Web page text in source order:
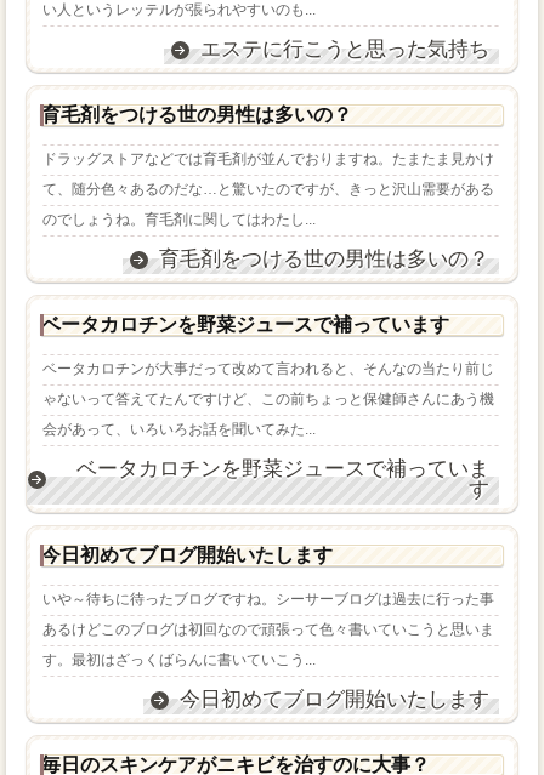
い人というレッテルが張られやすいのも...
エステに行こうと思った気持ち
育毛剤をつける世の男性は多いの？
ドラッグストアなどでは育毛剤が並んでおりますね。たまたま見かけ
て、随分色々あるのだな…と驚いたのですが、きっと沢山需要がある
のでしょうね。育毛剤に関してはわたし...
育毛剤をつける世の男性は多いの？
ベータカロチンを野菜ジュースで補っています
ベータカロチンが大事だって改めて言われると、そんなの当たり前じ
ゃないって答えてたんですけど、この前ちょっと保健師さんにあう機
会があって、いろいろお話を聞いてみた...
ベータカロチンを野菜ジュースで補っていま
す
今日初めてブログ開始いたします
いや～待ちに待ったブログですね。シーサーブログは過去に行った事
あるけどこのブログは初回なので頑張って色々書いていこうと思いま
す。最初はざっくばらんに書いていこう...
今日初めてブログ開始いたします
毎日のスキンケアがニキビを治すのに大事？